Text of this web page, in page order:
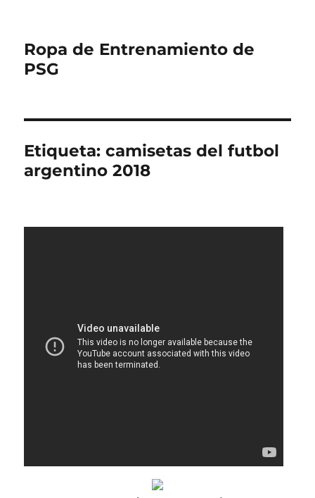
Ropa de Entrenamiento de
PSG
Etiqueta:camisetas del futbol
argentino 2018